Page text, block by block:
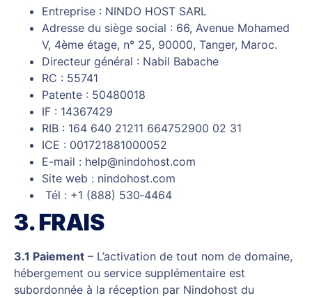
Entreprise : NINDO HOST SARL
Adresse du siège social : 66, Avenue Mohamed
V, 4ème étage, n° 25, 90000, Tanger, Maroc.
Directeur général : Nabil Babache
RC : 55741
Patente : 50480018
IF : 14367429
RIB : 164 640 21211 664752900 02 31
ICE : 001721881000052
E-mail : help@nindohost.com
Site web : nindohost.com
Tél : +1 (888) 530‑4464
3. FRAIS
3.1 Paiement – L’activation de tout nom de domaine,
hébergement ou service supplémentaire est
subordonnée à la réception par Nindohost du